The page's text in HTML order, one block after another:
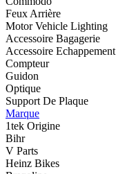
Feux Arrière
Motor Vehicle Lighting
Accessoire Bagagerie
Accessoire Echappement
Compteur
Guidon
Optique
Support De Plaque
Marque
1tek Origine
Bihr
V Parts
Heinz Bikes